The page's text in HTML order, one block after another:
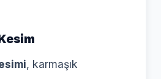
, karmaşık